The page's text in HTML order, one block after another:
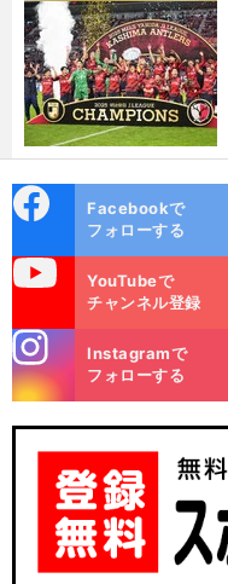
ok
Facebookで
フォローする
YouTubeで
チャンネル登録
m
Instagramで
フォローする